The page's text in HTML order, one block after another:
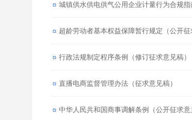
城镇供水供电供气公用企业计量行为合规
超龄劳动者基本权益保障暂行规定（公开征
行政法规制定程序条例（修订征求意见稿）
直播电商监督管理办法（征求意见稿）
中华人民共和国商事调解条例（公开征求意